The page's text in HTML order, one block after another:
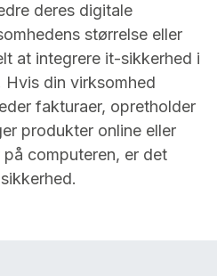
deres digitale
størrelse eller
at integrere it-sikkerhed i
Hvis din virksomhed
fakturaer, opretholder
produkter online eller
computeren, er det